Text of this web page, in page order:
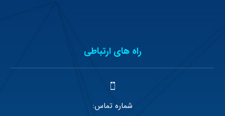
راه های ارتباطی
شماره تماس: